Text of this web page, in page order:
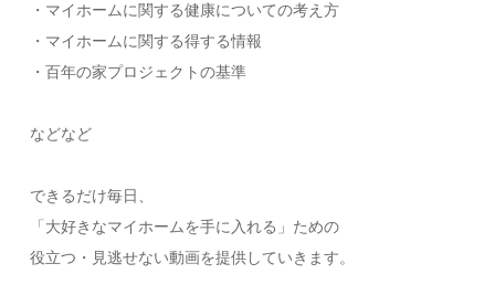
・マイホームに関する健康についての考え方
・マイホームに関する得する情報
・百年の家プロジェクトの基準
などなど
できるだけ毎日、
「大好きなマイホームを手に入れる」ための
役立つ・見逃せない動画を提供していきます。